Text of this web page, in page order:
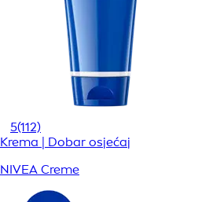
5(112)
Krema | Dobar osjećaj
NIVEA Creme